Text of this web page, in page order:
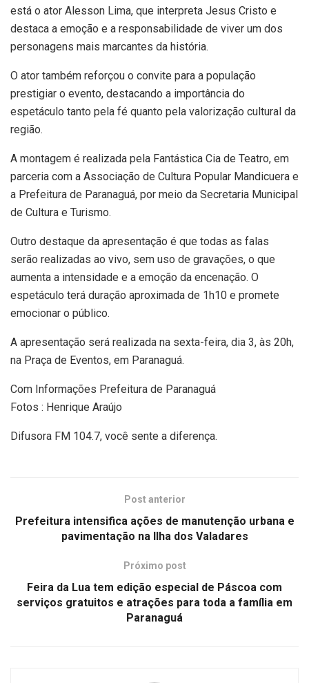
está o ator Alesson Lima, que interpreta Jesus Cristo e
destaca a emoção e a responsabilidade de viver um dos
personagens mais marcantes da história.
O ator também reforçou o convite para a população
prestigiar o evento, destacando a importância do
espetáculo tanto pela fé quanto pela valorização cultural da
região.
A montagem é realizada pela Fantástica Cia de Teatro, em
parceria com a Associação de Cultura Popular Mandicuera e
a Prefeitura de Paranaguá, por meio da Secretaria Municipal
de Cultura e Turismo.
Outro destaque da apresentação é que todas as falas
serão realizadas ao vivo, sem uso de gravações, o que
aumenta a intensidade e a emoção da encenação. O
espetáculo terá duração aproximada de 1h10 e promete
emocionar o público.
A apresentação será realizada na sexta-feira, dia 3, às 20h,
na Praça de Eventos, em Paranaguá.
Com Informações Prefeitura de Paranaguá
Fotos : Henrique Araújo
Difusora FM 104.7, você sente a diferença.
Post anterior
Prefeitura intensifica ações de manutenção urbana e
pavimentação na Ilha dos Valadares
Próximo post
Feira da Lua tem edição especial de Páscoa com
serviços gratuitos e atrações para toda a família em
Paranaguá